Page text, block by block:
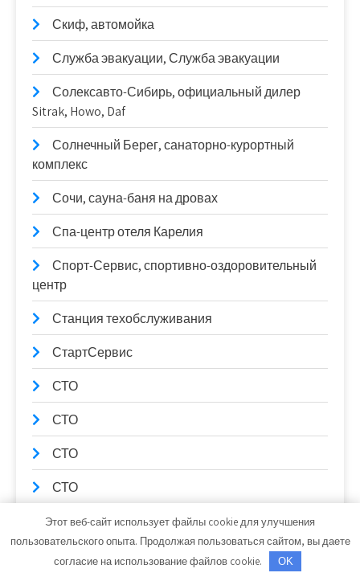
Скиф, автомойка
Служба эвакуации, Служба эвакуации
Солексавто-Сибирь, официальный дилер
Sitrak, Howo, Daf
Солнечный Берег, санаторно-курортный
комплекс
Сочи, сауна-баня на дровах
Спа-центр отеля Карелия
Спорт-Сервис, спортивно-оздоровительный
центр
Станция техобслуживания
СтартСервис
СТО
СТО
СТО
СТО
СТО Автотехцентр Jeep
Сто коней, официальный дилер Mitsubishi
Этот веб-сайт использует файлы cookie для улучшения
пользовательского опыта. Продолжая пользоваться сайтом, вы даете
согласие на использование файлов cookie.
OK